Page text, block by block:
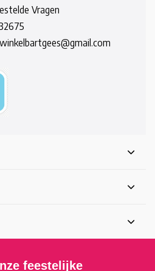
Vragen
feestelijke